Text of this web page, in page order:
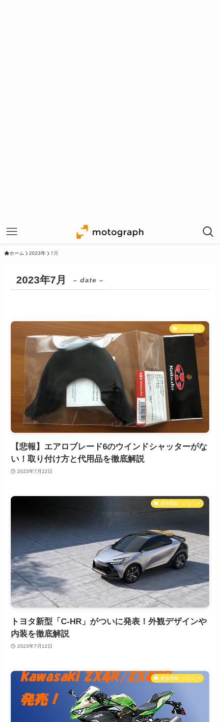
ホーム 2023年 7月
2023年7月 – date –
バイク用品
【悲報】エアロブレード6のウインドシャッターがな
い！取り付け方と代用品を徹底解説
2023年7月22日
新車情報・レビュー
トヨタ新型「C-HR」がついに発表！外観デザインや
内装を徹底解説
2023年7月12日
新車情報・レビュー